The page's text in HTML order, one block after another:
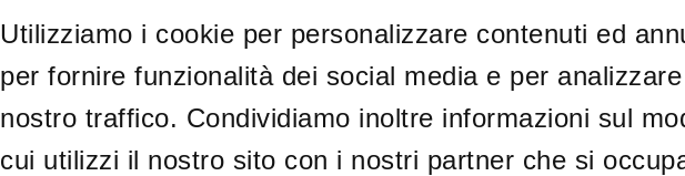
Utilizziamo i cookie per personalizzare contenuti ed
per fornire funzionalità dei social media e per
nostro traffico. Condividiamo inoltre informazioni sul
cui utilizzi il nostro sito con i nostri partner che si